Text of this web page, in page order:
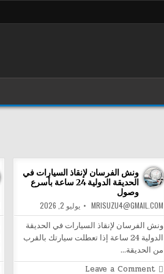
ونش الفرسان لإنقاذ السيارات في
الحديقة الدولية 24 ساعة بأسرع
وصول
MRISUZU4@GMAIL.COM يوليو 2, 2026
ونش الفرسان لإنقاذ السيارات في الحديقة
الدولية 24 ساعة إذا تعطلت سيارتك بالقرب
من الحديقة…
Leave a Comment